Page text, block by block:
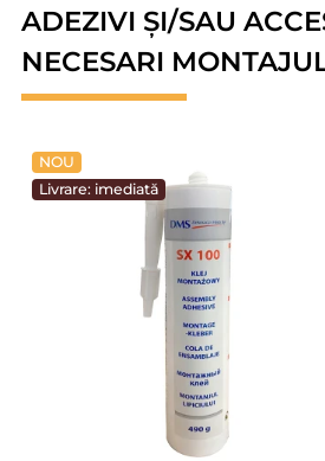
ADEZIVI ȘI/SAU
NECESARI
NOU
Livrare: imediată